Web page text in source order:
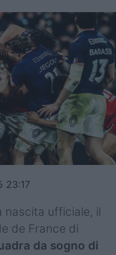
23:17
nascita ufficiale, il
de France di
da sogno di